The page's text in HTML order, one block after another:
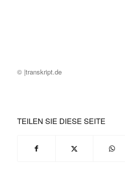
© |transkript.de
TEILEN SIE DIESE SEITE